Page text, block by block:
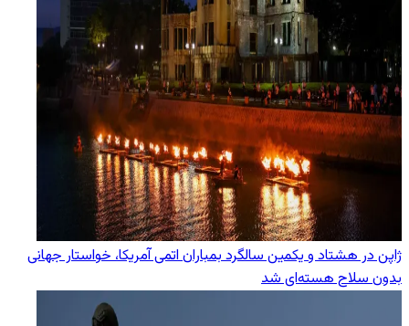
ژاپن در هشتاد و یکمین سالگرد بمباران اتمی آمریکا، خواستار جهانی
بدون سلاح هسته‌ای شد